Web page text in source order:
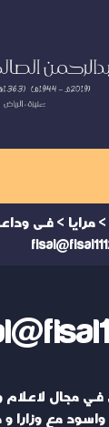
> مرايا > فى
مجال لاعلام
مع وزارا